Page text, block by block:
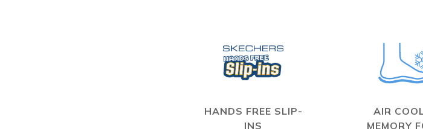
HANDS FREE SLIP-
INS
AIR
MEMORY